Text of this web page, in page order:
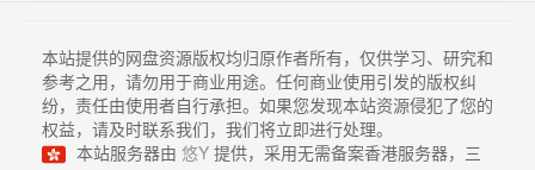
本站提供的网盘资源版权均归原作者所有，仅供学习、研究和
参考之用，请勿用于商业用途。任何商业使用引发的版权纠
纷，责任由使用者自行承担。如果您发现本站资源侵犯了您的
权益，请及时联系我们，我们将立即进行处理。
本站服务器由 悠Y 提供，采用无需备案香港服务器，三